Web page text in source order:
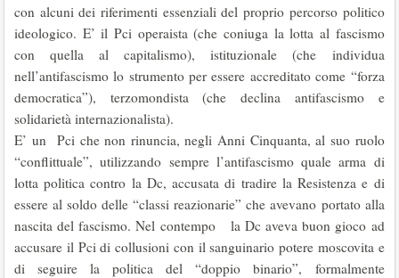
con alcuni dei riferimenti essenziali del proprio percorso politico
ideologico. E’ il Pci operaista (che coniuga la lotta al fascismo
con quella al capitalismo), istituzionale (che individua
nell’antifascismo lo strumento per essere accreditato come “forza
democratica”), terzomondista (che declina antifascismo e
solidarietà internazionalista).
E’ un Pci che non rinuncia, negli Anni Cinquanta, al suo ruolo
“conflittuale”, utilizzando sempre l’antifascismo quale arma di
lotta politica contro la Dc, accusata di tradire la Resistenza e di
essere al soldo delle “classi reazionarie” che avevano portato alla
nascita del fascismo. Nel contempo la Dc aveva buon gioco ad
accusare il Pci di collusioni con il sanguinario potere moscovita e
di seguire la politica del “doppio binario”, formalmente